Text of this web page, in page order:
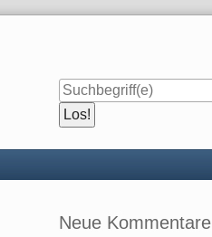
Seitenleiste
Neue Kommentare